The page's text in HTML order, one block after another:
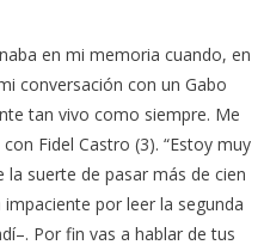
en mi memoria cuando, en
conversación con un Gabo
tan vivo como siempre. Me
Fidel Castro (3). “Estoy muy
suerte de pasar más de cien
impaciente por leer la segunda
Por fin vas a hablar de tus